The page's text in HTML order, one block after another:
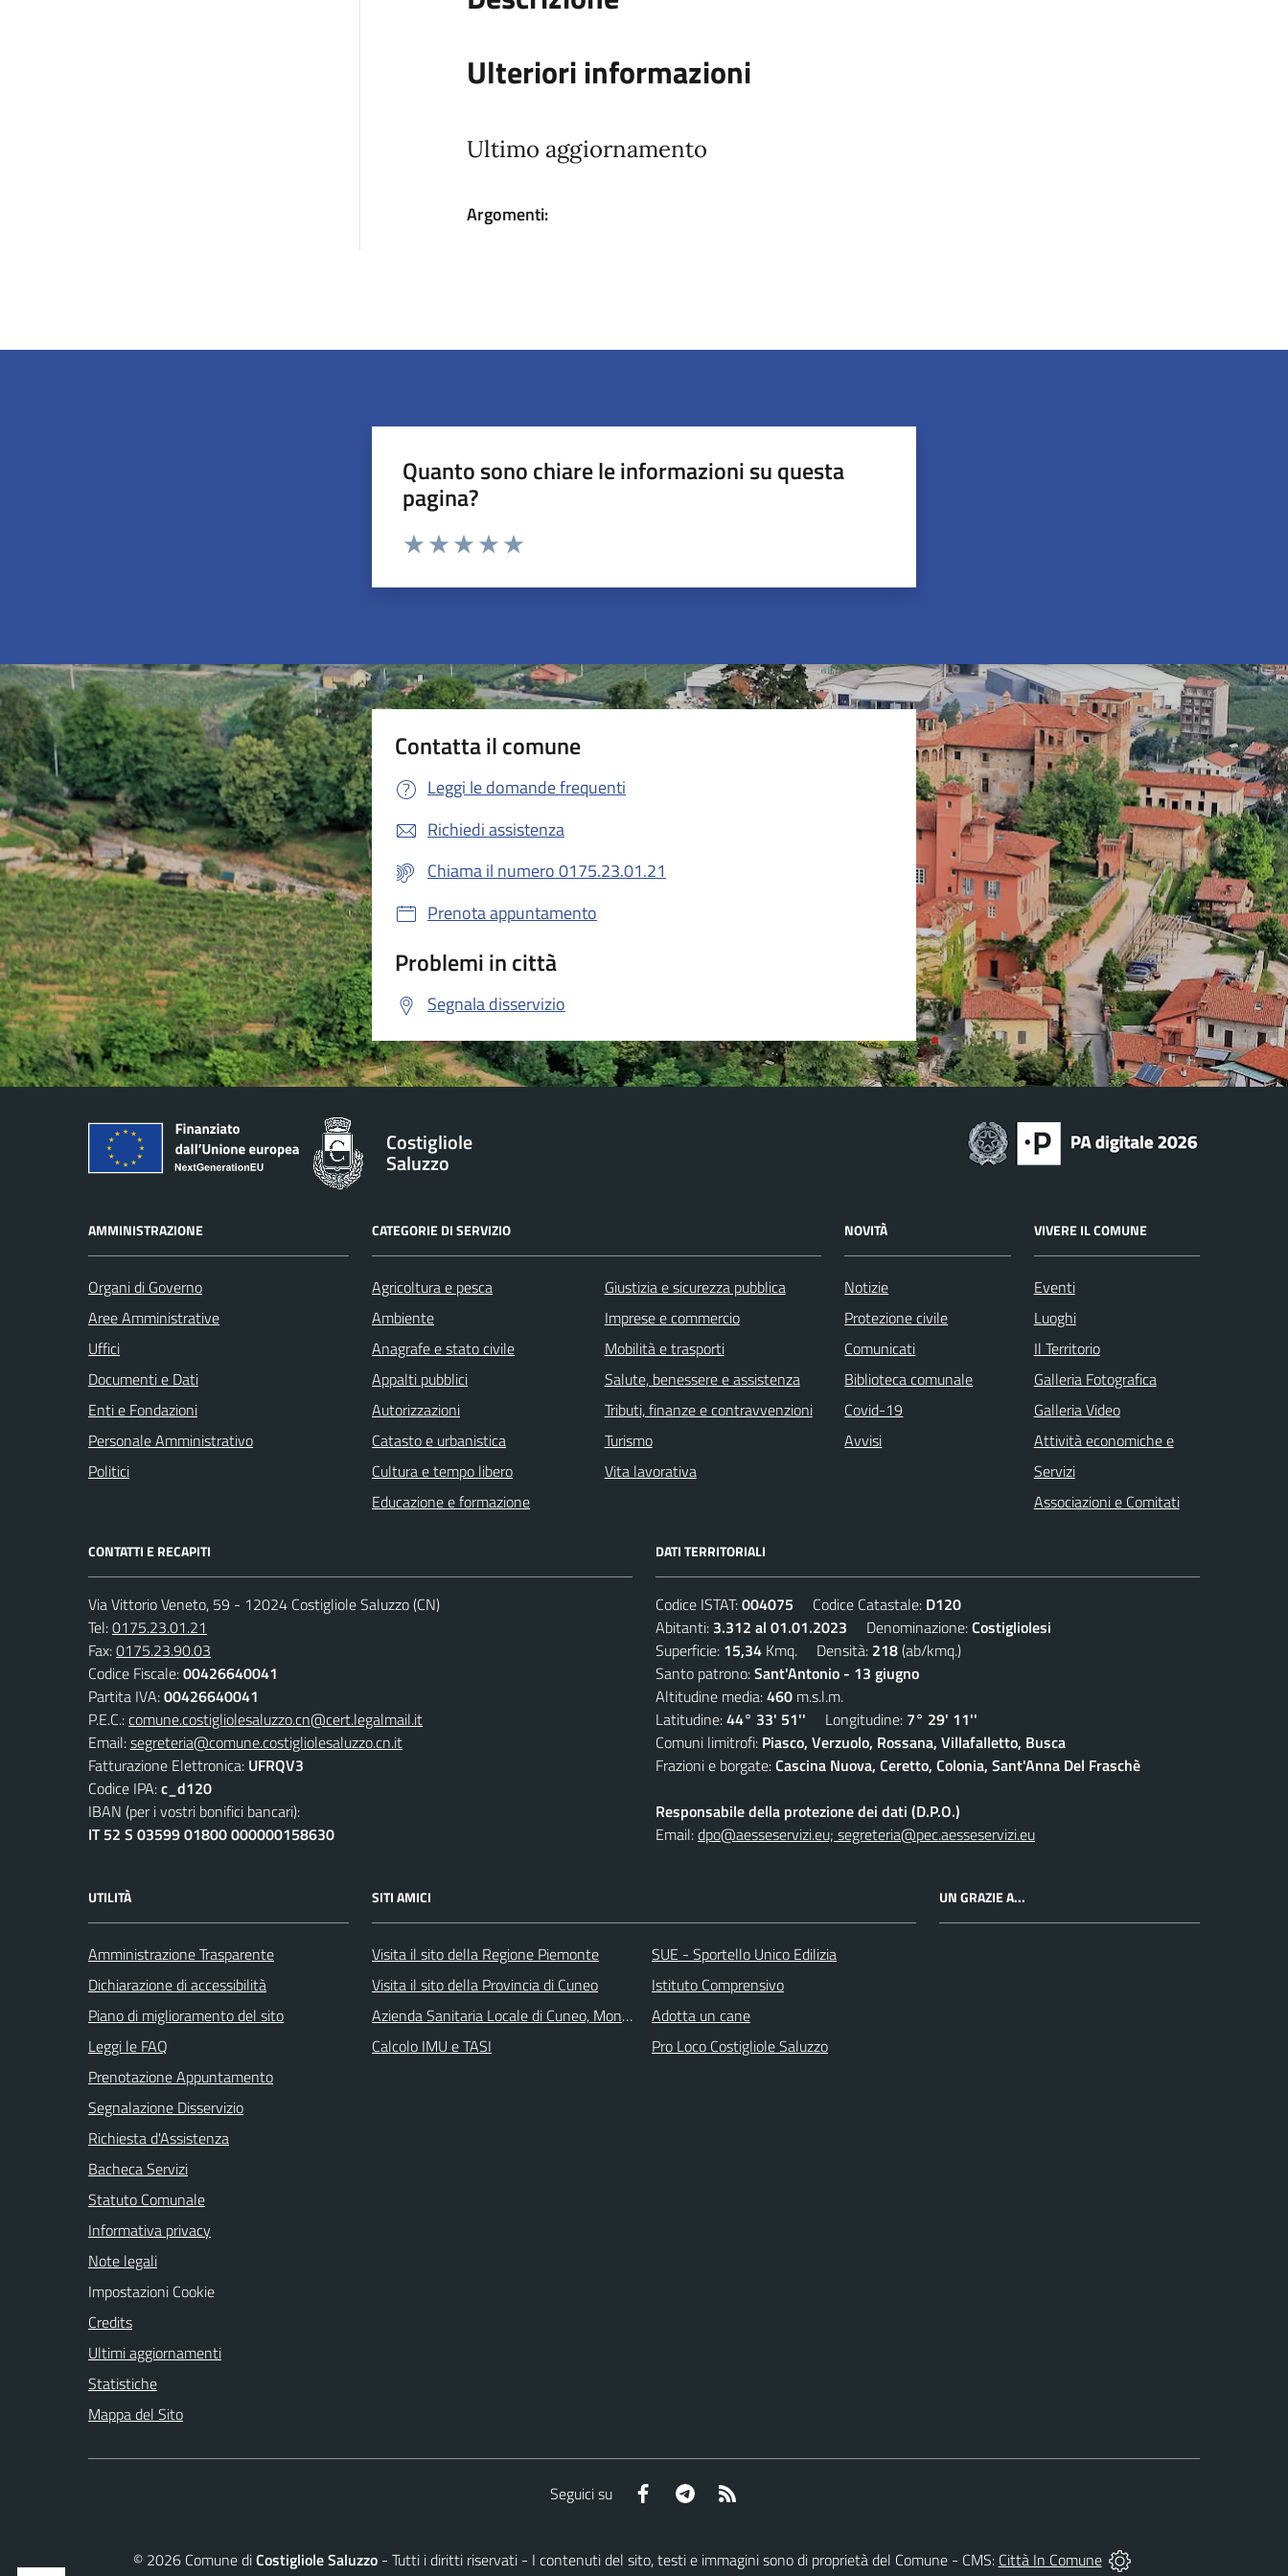
Ulteriori informazioni
Ultimo aggiornamento
Argomenti:
Quanto sono chiare le informazioni su questa
pagina?
Valuta da 1 a 5 stelle la pagina
Contatta il comune
Leggi le domande frequenti
Richiedi assistenza
Chiama il numero 0175.23.01.21
Prenota appuntamento
Problemi in città
Segnala disservizio
Costigliole
Saluzzo
AMMINISTRAZIONE
Organi di Governo
Aree Amministrative
Uffici
Documenti e Dati
Enti e Fondazioni
Personale Amministrativo
Politici
CATEGORIE DI SERVIZIO
Agricoltura e pesca
Ambiente
Anagrafe e stato civile
Appalti pubblici
Autorizzazioni
Catasto e urbanistica
Cultura e tempo libero
Educazione e formazione
Giustizia e sicurezza pubblica
Imprese e commercio
Mobilità e trasporti
Salute, benessere e assistenza
Tributi, finanze e contravvenzioni
Turismo
Vita lavorativa
NOVITÀ
Notizie
Protezione civile
Comunicati
Biblioteca comunale
Covid-19
Avvisi
VIVERE IL COMUNE
Eventi
Luoghi
Il Territorio
Galleria Fotografica
Galleria Video
Attività economiche e
Servizi
Associazioni e Comitati
CONTATTI E RECAPITI
Via Vittorio Veneto, 59 - 12024 Costigliole Saluzzo (CN)
Tel:0175.23.01.21
Fax:0175.23.90.03
Codice Fiscale:00426640041
Partita IVA:00426640041
P.E.C.:comune.costigliolesaluzzo.cn@cert.legalmail.it
Email:segreteria@comune.costigliolesaluzzo.cn.it
Fatturazione Elettronica: UFRQV3
Codice IPA:c_d120
IBAN (per i vostri bonifici bancari):
IT 52 S 03599 01800 000000158630
DATI TERRITORIALI
Codice ISTAT:004075 Codice Catastale: D120
Abitanti: 3.312 al 01.01.2023 Denominazione:Costigliolesi
Superficie: 15,34 Kmq. Densità: 218(ab/kmq.)
Santo patrono:Sant'Antonio - 13 giugno
Altitudine media:460 m.s.l.m.
Latitudine:44° 33' 51'' Longitudine: 7° 29' 11''
Comuni limitrofi: Piasco, Verzuolo, Rossana, Villafalletto, Busca
Frazioni e borgate:Cascina Nuova, Ceretto, Colonia, Sant'Anna Del Fraschè
Responsabile della protezione dei dati (D.P.O.)
Email:dpo@aesseservizi.eu; segreteria@pec.aesseservizi.eu
UTILITÀ
Amministrazione Trasparente
Dichiarazione di accessibilità
Piano di miglioramento del sito
Leggi le FAQ
Prenotazione Appuntamento
Segnalazione Disservizio
Richiesta d'Assistenza
Bacheca Servizi
Statuto Comunale
Informativa privacy
Note legali
Impostazioni Cookie
Credits
Ultimi aggiornamenti
Statistiche
Mappa del Sito
SITI AMICI
Visita il sito della Regione Piemonte
Visita il sito della Provincia di Cuneo
Azienda Sanitaria Locale di Cuneo, Mondovì e Savigliano
Calcolo IMU e TASI
SUE - Sportello Unico Edilizia
Istituto Comprensivo
Adotta un cane
Pro Loco Costigliole Saluzzo
UN GRAZIE A...
Seguici su Facebook Telegram
© 2026Comune diCostigliole Saluzzo- Tutti i diritti riservati - I contenuti del sito, testi e immagini sono di proprietà del Comune - CMS: Città In Comune